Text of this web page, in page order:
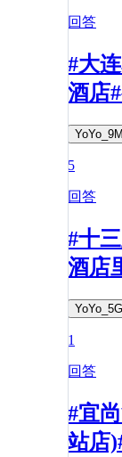
回答
#大
酒店
5
回答
#十
酒店
1
回答
#宜
站店